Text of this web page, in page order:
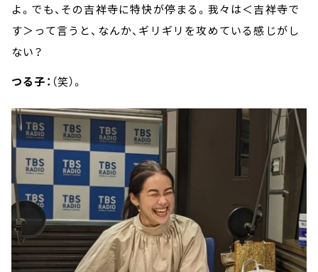
よ。でも、その吉祥寺に特快が停まる。我々は＜吉祥寺で
す＞って言うと、なんか、ギリギリを攻めている感じがし
ない？
つる子： （笑）。